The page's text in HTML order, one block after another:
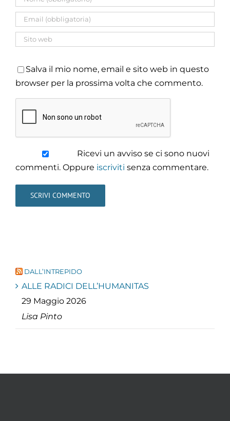
Salva il mio nome, email e sito web in questo
browser per la prossima volta che commento.
Ricevi un avviso se ci sono nuovi
commenti. Oppure iscriviti senza commentare.
DALL’INTREPIDO
ALLE RADICI DELL’HUMANITAS
29 Maggio 2026
Lisa Pinto